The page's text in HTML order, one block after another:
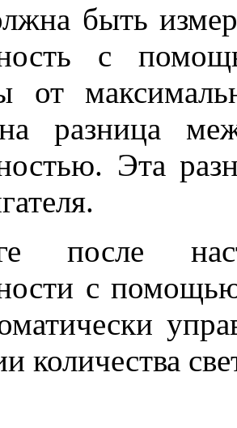
быть
с
от
разница
Эта
после
с
количества